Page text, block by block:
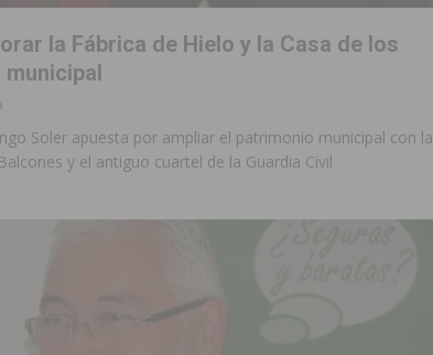
la Fábrica de Hielo y la Casa de los
Soler apuesta por ampliar el patrimonio municipal con la
y el antiguo cuartel de la Guardia Civil